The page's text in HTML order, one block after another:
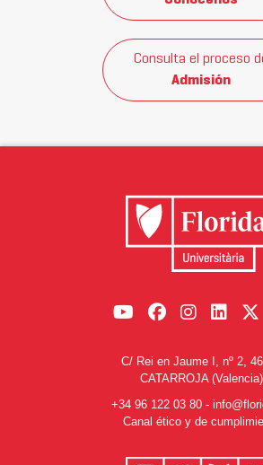
Consulta el proceso
Admisión
C/ Rei en Jaume I, nº 2,
CATARROJA (Valencia)
+34 96 122 03 80 -
Canal ético y de